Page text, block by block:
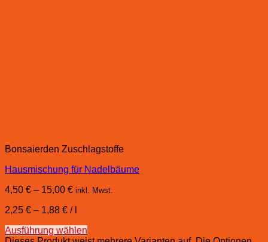
Bonsaierden Zuschlagstoffe
Hausmischung für Nadelbäume
4,50 € – 15,00 € inkl. Mwst.
2,25 € – 1,88 € /
Ausführung wählen